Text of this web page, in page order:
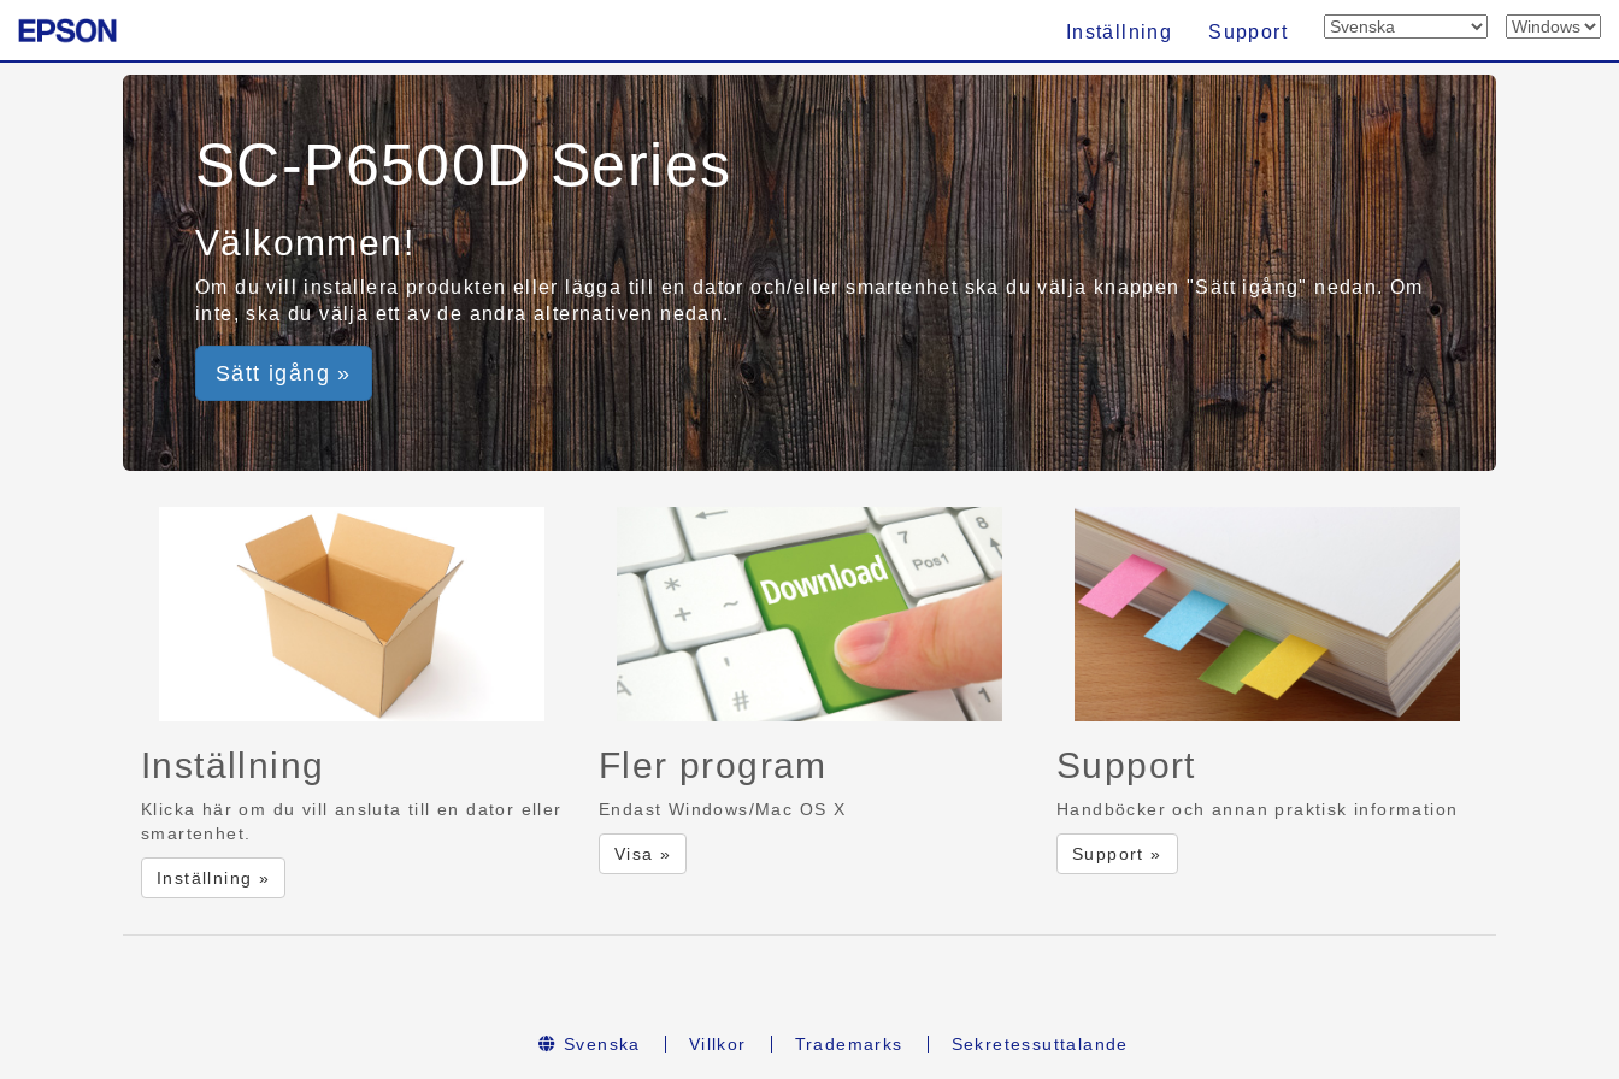
Inställning Support
SC-P6500D Series
Välkommen!
Om du vill installera produkten eller lägga till en dator och/eller smartenhet ska du välja knappen "Sätt igång" nedan. Om
inte, ska du välja ett av de andra alternativen nedan.
Sätt igång »
Inställning
Klicka här om du vill ansluta till en dator eller
smartenhet.
Inställning »
Fler program
Endast Windows/Mac OS X
Visa »
Support
Handböcker och annan praktisk information
Support »
Svenska Villkor Trademarks Sekretessuttalande